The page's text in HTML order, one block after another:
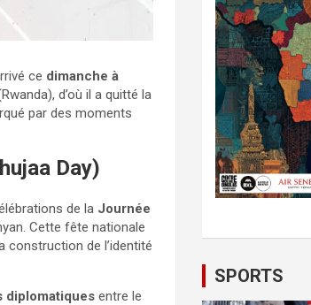
ce dimanche à
d’où il a quitté la
par des moments
Day)
de la Journée
Cette fête nationale
construction de l’identité
diplomatiques entre le
SPORTS